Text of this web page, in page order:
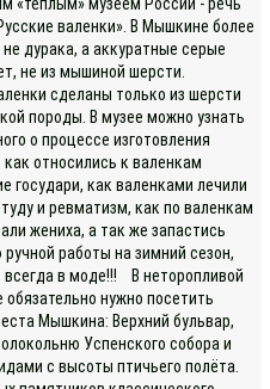
валенки». В Мышкине более
дурака, а аккуратные серые
не из мышиной шерсти.
сделаны только из шерсти
породы. В музее можно узнать
о процессе изготовления
относились к валенкам
государи, как валенками лечили
и ревматизм, как по валенкам
жениха, а так же запастись
работы на зимний сезон,
всегда в моде!!! В неторопливой
обязательно нужно посетить
Мышкина: Верхний бульвар,
Успенского собора и
с высоты птичьего полёта.